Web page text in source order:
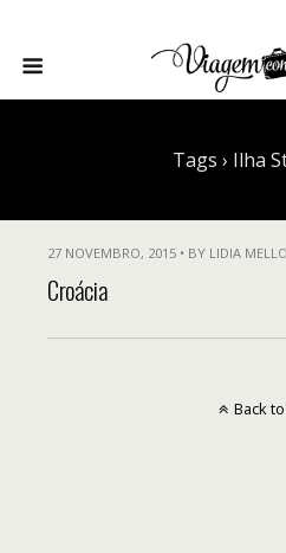
Tags › Ilha
27 NOVEMBRO, 2015 • BY LIDIA MELLO
Croácia
Back